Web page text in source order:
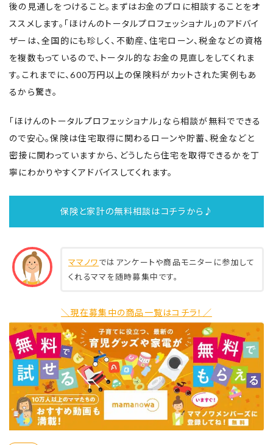
後の見通しをつけること。まずはお金のプロに相談することをオ
ススメします。「ほけんのトータルプロフェッショナル」のアドバイ
ザーは、全国的にも珍しく、不動産、住宅ローン、税金などの資格
を複数もっているので、トータル的なお金の見直しをしてくれま
す。これまでに、600万円以上の保険料がカットされた実例もあ
るから驚き。
「ほけんのトータルプロフェッショナル」なら相談が無料でできる
ので安心。保険は住宅取得に関わるローンや貯蓄、税金などと
密接に関わっていますから、どうしたら住宅を取得できるかを丁
寧にわかりやすくアドバイスしてくれます。
保険と家計の無料相談はコチラから♪
ママノワではアンケートや商品モニターに参加して
くれるママを随時募集中です。
＼現在募集中の商品一覧はコチラ！／